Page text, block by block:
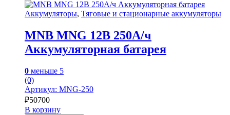
Аккумуляторы, Тяговые и стационарные аккумуляторы
MNB MNG 12В 250А/ч
Аккумуляторная батарея
0 меньше 5
(0)
Артикул: MNG-250
₽50700
В корзину